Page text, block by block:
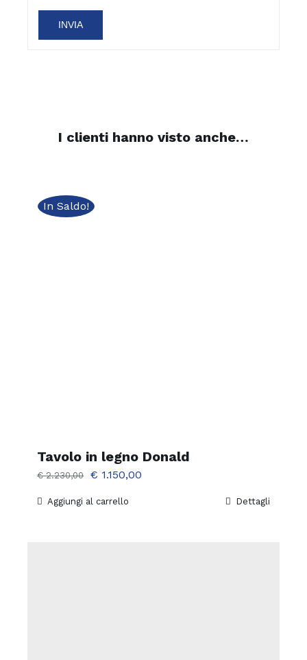
I clienti hanno visto anche…
In Saldo!
Tavolo in legno Donald
€2.230,00
Il
€ 1.150,00Il
Aggiungi al carrello Dettagli